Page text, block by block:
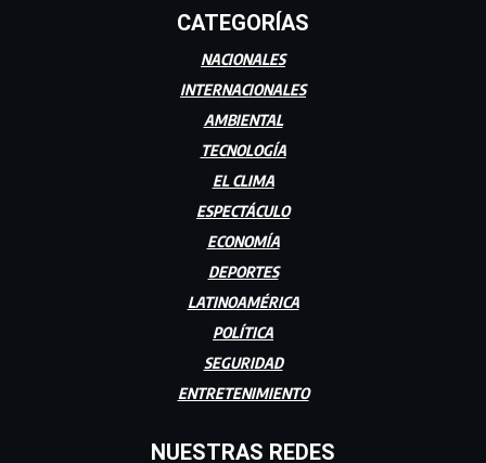
CATEGORÍAS
NACIONALES
INTERNACIONALES
AMBIENTAL
TECNOLOGÍA
EL CLIMA
ESPECTÁCULO
ECONOMÍA
DEPORTES
LATINOAMÉRICA
POLÍTICA
SEGURIDAD
ENTRETENIMIENTO
NUESTRAS REDES